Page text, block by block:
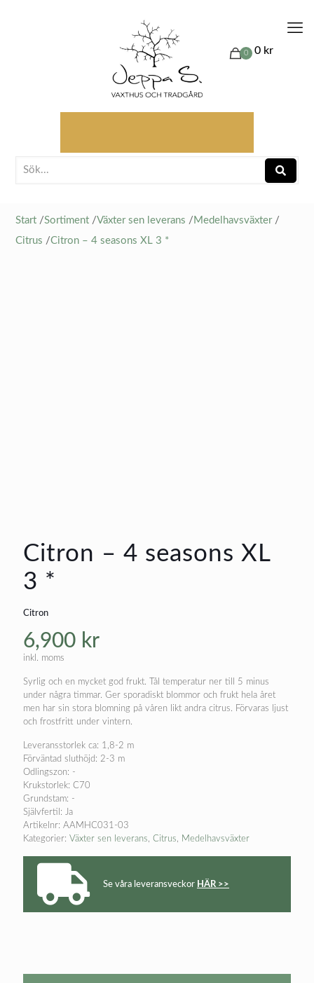
0 0 kr
Start /Sortiment /Växter sen leverans / Medelhavsväxter /
Citrus /Citron – 4 seasons XL 3 *
Citron – 4 seasons XL
3 *
Citron
6,900 kr
inkl. moms
Syrlig och en mycket god frukt. Tål temperatur ner till 5 minus
under några timmar. Ger sporadiskt blommor och frukt hela året
men har sin stora blomning på våren likt andra citrus. Förvaras ljust
och frostfritt under vintern.
Leveransstorlek ca: 1,8-2 m
Förväntad sluthöjd: 2-3 m
Odlingszon: -
Krukstorlek: C70
Grundstam: -
Självfertil: Ja
Artikelnr: AAMHC031-03
Kategorier: Växter sen leverans, Citrus, Medelhavsväxter
Se våra leveransveckor HÄR >>